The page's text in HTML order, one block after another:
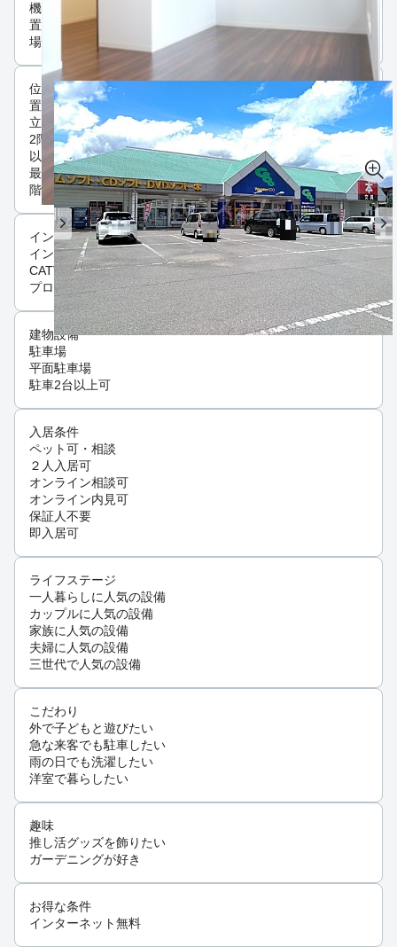
機
置
場
位
置・
立地
2階
以上
最上
階
インフラ
インターネット可
CATV
プロパンガス
建物設備
駐車場
平面駐車場
駐車2台以上可
入居条件
ペット可・相談
２人入居可
オンライン相談可
オンライン内見可
保証人不要
即入居可
ライフステージ
一人暮らしに人気の設備
カップルに人気の設備
家族に人気の設備
夫婦に人気の設備
三世代で人気の設備
こだわり
外で子どもと遊びたい
急な来客でも駐車したい
雨の日でも洗濯したい
洋室で暮らしたい
趣味
推し活グッズを飾りたい
ガーデニングが好き
お得な条件
インターネット無料